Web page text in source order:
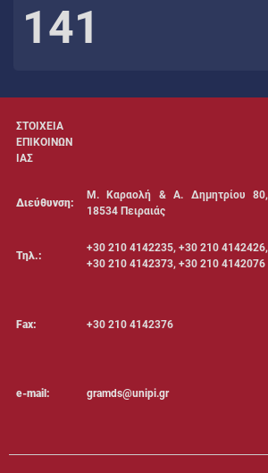
141
ΣΤΟΙΧΕΙΑ
ΕΠΙΚΟΙΝΩΝ
ΙΑΣ
Διεύθυνση:
Μ. Καραολή & Α. Δημητρίου 80,
18534 Πειραιάς
Τηλ.:
+30 210 4142235, +30 210 4142426,
+30 210 4142373, +30 210 4142076
Fax: +30 210 4142376
e-mail: gramds@unipi.gr